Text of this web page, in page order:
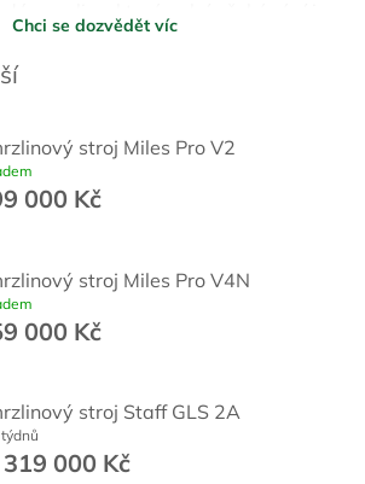
zákazníků.
Chci se dozvědět víc
stroj Miles Pro V2
000 Kč
stroj Miles Pro V4N
000 Kč
stroj Staff GLS 2A
319 000 Kč